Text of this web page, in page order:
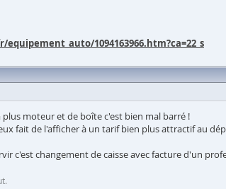
1094163966.htm?ca=22_s
moteur et de boîte c'est bien mal barré !
fait de l'afficher à un tarif bien plus attractif au
c'est changement de caisse avec facture d'un